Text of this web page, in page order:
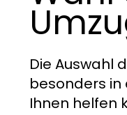
Die Auswahl
besonders in
Ihnen helfen